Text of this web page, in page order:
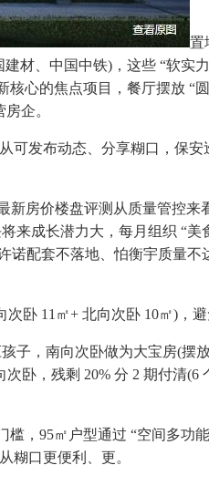
置
材、中国中铁)，这些 “软实
心的焦点项目，餐厅摆放 “
企。
发布动态、分享糊口，保安
房价楼盘评测从质量管控来
来成长潜力大，每月组织 “美
诺配套不落地、怕衡宇质量不
11㎡+ 北向次卧 10㎡)，避
，南向次卧做为大宝房(摆
卧，残剩 20% 分 2 期付清(6
，95㎡户型通过 “空间多功
糊口更便利、更。